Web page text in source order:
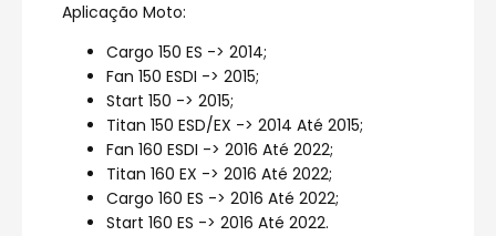
Aplicação Moto:
Cargo 150 ES -> 2014;
Fan 150 ESDI -> 2015;
Start 150 -> 2015;
Titan 150 ESD/EX -> 2014 Até 2015;
Fan 160 ESDI -> 2016 Até 2022;
Titan 160 EX -> 2016 Até 2022;
Cargo 160 ES -> 2016 Até 2022;
Start 160 ES -> 2016 Até 2022.